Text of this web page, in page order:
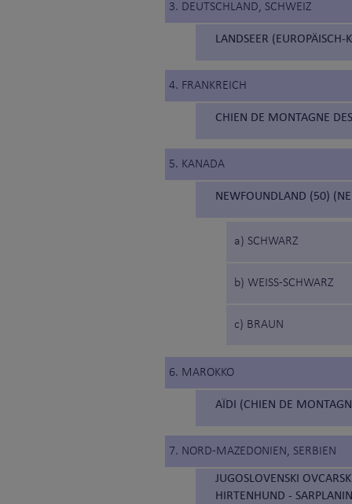
3. DEUTSCHLAND, SCHWEIZ
LANDSEER
4. FRANKREICH
CHIEN DE MONTAGNE
5. KANADA
NEWFOUNDLAND (50)
a) SCHWARZ
b) WEISS-SCHWARZ
c) BRAUN
6. MAROKKO
AÏDI (CHIEN DE
7. NORD-MAZEDONIEN, SERBIEN
JUGOSLOVENSKI
HIRTENHUND -